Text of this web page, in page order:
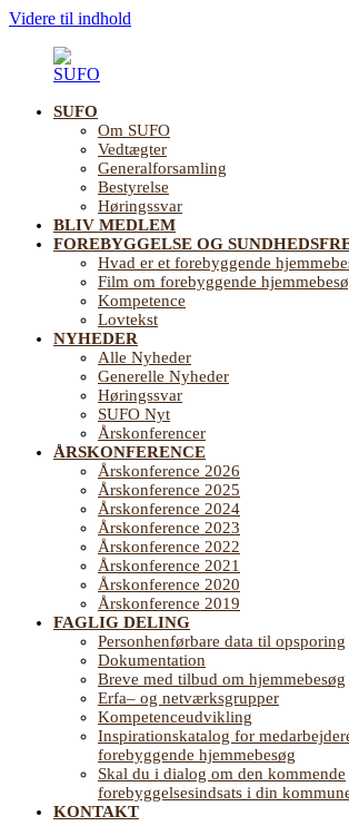
Videre til indhold
Landsforening
Sundhedsfremme
Forebyggelse
ældreområdet
SUFO
Om SUFO
Vedtægter
Generalforsamling
Bestyrelse
Høringssvar
BLIV MEDLEM
FOREBYGGELSE OG
Hvad er et forebyggende
Film om forebyggende
Kompetence
Lovtekst
NYHEDER
Alle Nyheder
Generelle Nyheder
Høringssvar
SUFO Nyt
Årskonferencer
ÅRSKONFERENCE
Årskonference 2026
Årskonference 2025
Årskonference 2024
Årskonference 2023
Årskonference 2022
Årskonference 2021
Årskonference 2020
Årskonference 2019
FAGLIG DELING
Personhenførbare data til opsporing
Dokumentation
Breve med tilbud om hjemmebesøg
Erfa– og netværksgrupper
Kompetenceudvikling
Inspirationskatalog for
forebyggende hjemmebesøg
Skal du i dialog om den kommende
forebyggelsesindsats i din
KONTAKT